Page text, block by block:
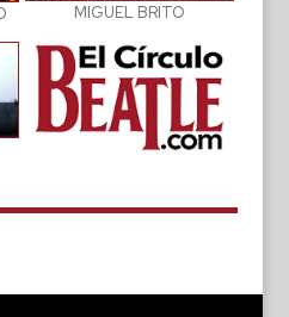
MIGUEL BRITO